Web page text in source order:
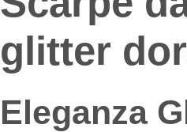
glitter
Eleganza